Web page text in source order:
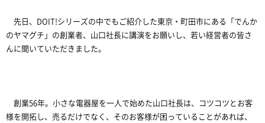
先日、DOIT!シリーズの中でもご紹介した東京・町田市にある「でんか
のヤマグチ」の創業者、山口社長に講演をお願いし、若い経営者の皆さ
んに聞いていただきました。
創業56年。小さな電器屋を一人で始めた山口社長は、コツコツとお客
様を開拓し、売るだけでなく、そのお客様が困っていることがあれば、